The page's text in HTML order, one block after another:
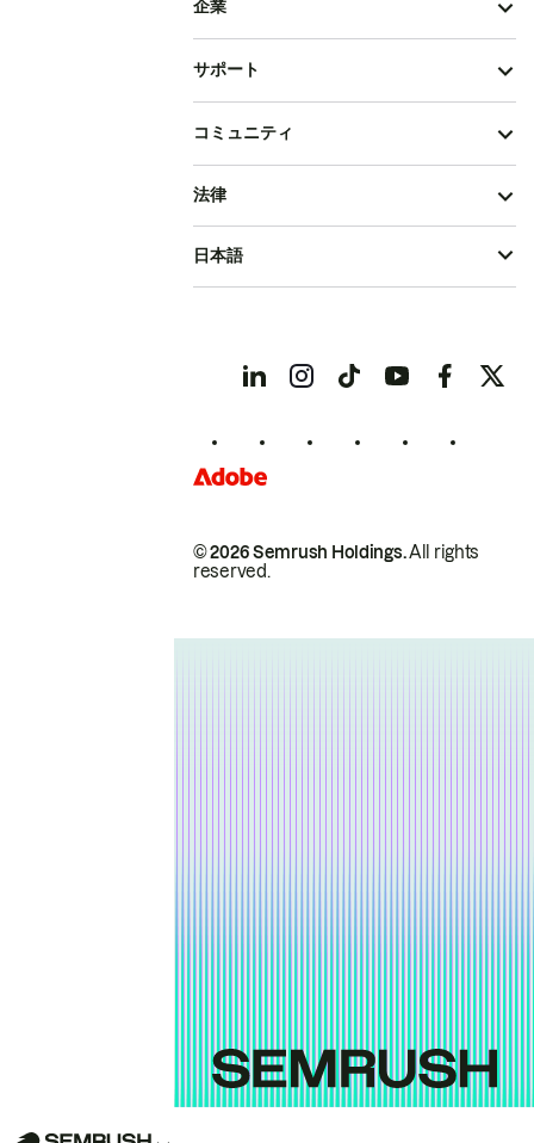
企業
サポート
コミュニティ
© 2026 Semrush Holdings.All rights
reserved.
法律
日本語